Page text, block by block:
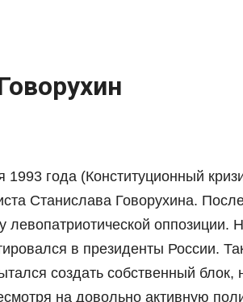
1993 года (Конституционный
Станислава Говорухина.
левопатриотической оппозиции.
в президенты России.
создать собственный блок,
на довольно активную